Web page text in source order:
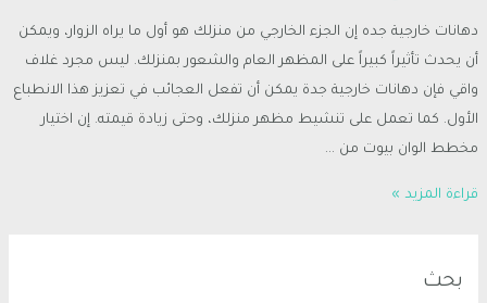
دهانات خارجية جده إن الجزء الخارجي من منزلك هو أول ما يراه الزوار، ويمكن
أن يحدث تأثيراً كبيراً على المظهر العام والشعور بمنزلك. ليس مجرد غلاف
واقي فإن دهانات خارجية جدة يمكن أن تفعل العجائب في تعزيز هذا الانطباع
الأول. كما تعمل على تنشيط مظهر منزلك، وحتى زيادة قيمته. إن اختيار
مخطط الوان بيوت من …
قراءة المزيد »
بحث